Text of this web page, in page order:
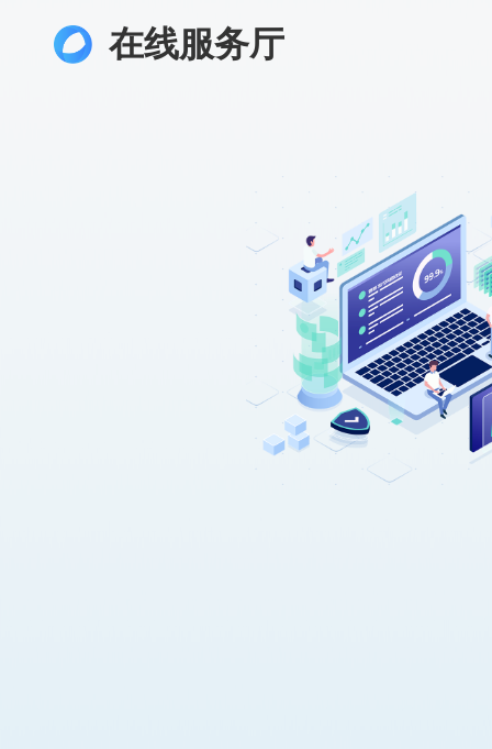
在线服务厅